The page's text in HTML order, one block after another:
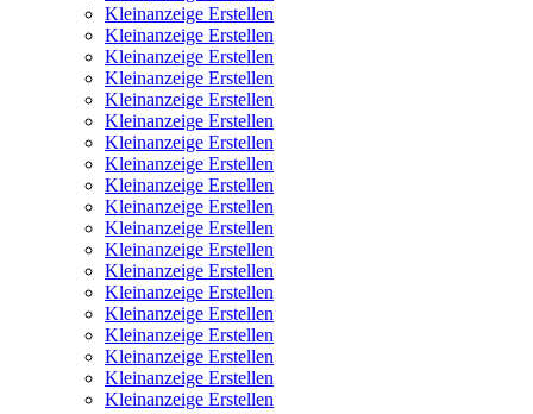
Kleinanzeige Erstellen
Kleinanzeige Erstellen
Kleinanzeige Erstellen
Kleinanzeige Erstellen
Kleinanzeige Erstellen
Kleinanzeige Erstellen
Kleinanzeige Erstellen
Kleinanzeige Erstellen
Kleinanzeige Erstellen
Kleinanzeige Erstellen
Kleinanzeige Erstellen
Kleinanzeige Erstellen
Kleinanzeige Erstellen
Kleinanzeige Erstellen
Kleinanzeige Erstellen
Kleinanzeige Erstellen
Kleinanzeige Erstellen
Kleinanzeige Erstellen
Kleinanzeige Erstellen